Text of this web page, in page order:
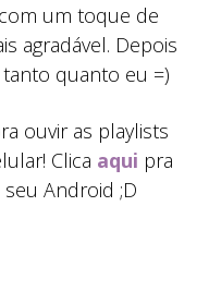
um toque de
agradável. Depois
quanto eu =)
ouvir as playlists
Clica aqui pra
Android ;D